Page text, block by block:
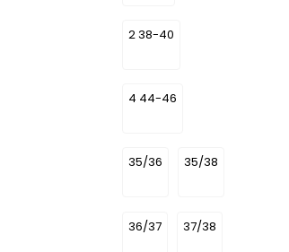
2 38-40
4 44-46
35/36 35/38
36/37 37/38